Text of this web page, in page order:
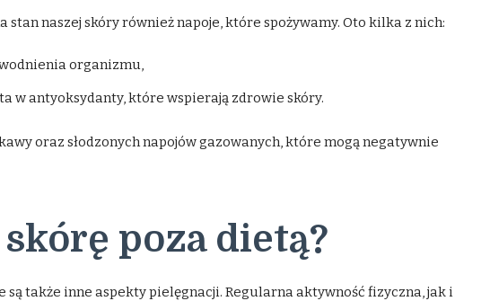
stan naszej skóry również napoje, które spożywamy. Oto kilka z nich:
organizmu,
w antyoksydanty, które wspierają zdrowie skóry.
oraz słodzonych napojów gazowanych, które mogą negatywnie
poza dietą?
są także inne aspekty pielęgnacji. Regularna aktywność fizyczna, jak i